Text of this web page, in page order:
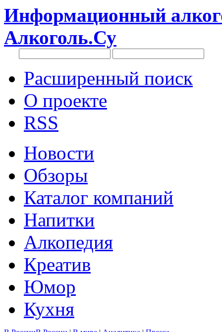
Информационный
Алкоголь.Су
Расширенный поиск
О проекте
RSS
Новости
Обзоры
Каталог компаний
Напитки
Алкопедия
Креатив
Юмор
Кухня